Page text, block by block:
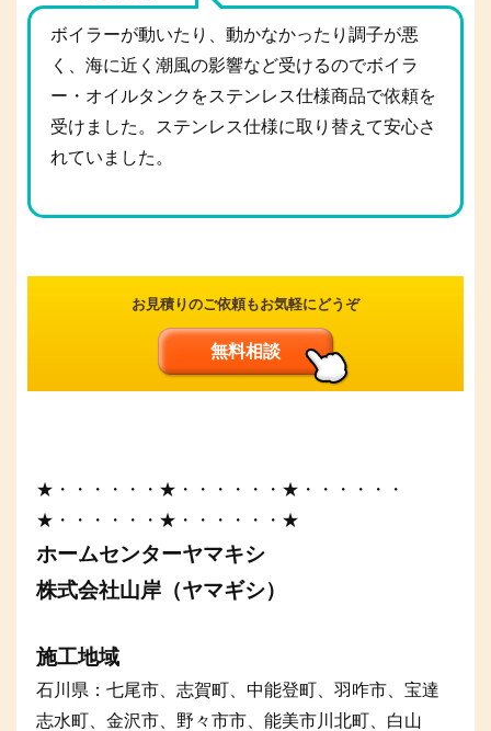
ボイラーが動いたり、動かなかったり調子が悪
く、海に近く潮風の影響など受けるのでボイラ
ー・オイルタンクをステンレス仕様商品で依頼を
受けました。ステンレス仕様に取り替えて安心さ
れていました。
お見積りのご依頼もお気軽にどうぞ
無料相談
★・・・・・・★・・・・・・★・・・・・・
★・・・・・・★・・・・・・★
ホームセンターヤマキシ
株式会社山岸（ヤマギシ）
施工地域
石川県：七尾市、志賀町、中能登町、羽咋市、宝達
志水町、金沢市、野々市市、能美市川北町、白山